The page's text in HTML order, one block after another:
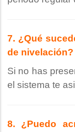
7. ¿Qué
de nivelación?
Si no has
el sistema te
8. ¿Puedo